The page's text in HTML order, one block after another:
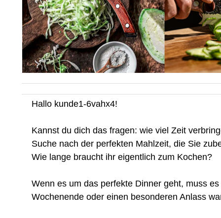
Hallo kunde1-6vahx4!
Kannst du dich das fragen: wie viel Zeit
Suche nach der perfekten Mahlzeit, die Sie
Wie lange braucht ihr eigentlich zum Kochen?
Wenn es um das perfekte Dinner geht, muss
Wochenende oder einen besonderen Anlass